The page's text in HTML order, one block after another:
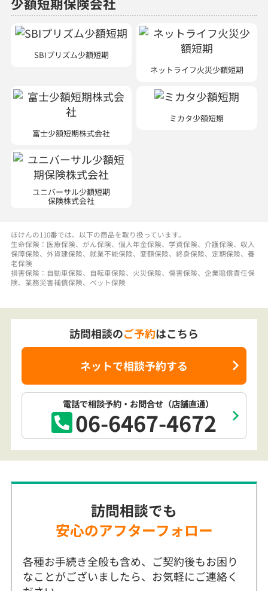
SBIプリズム少額短期
ネットライフ火災少額短期
富士少額短期株式会社
ミカタ少額短期
ユニバーサル少額短期
保険株式会社
保障保険、外貨建保険、就業不能保険、変額保険、終身保険、定期保険、養
老保険
損害保険：自動車保険、自転車保険、火災保険、傷害保険、企業賠償責任保
険、業務災害補償保険、ペット保険
電話で相談予約・お問合せ（店舗直通）
06-6467-4672
訪問相談のご予約はこちら
ネットで相談予約する
安心のアフターフォロー
なことがございましたら、お気軽にご連絡く
ださい。